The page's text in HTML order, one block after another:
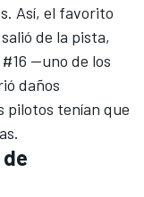
Así, el favorito
de la pista,
—uno de los
daños
pilotos tenían que